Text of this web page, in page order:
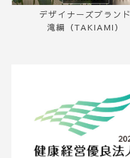
デザイナーズブランド
滝編（TAKIAMI）